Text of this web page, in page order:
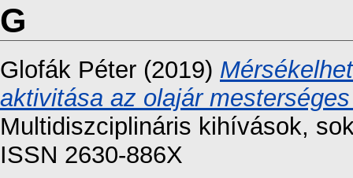
G
Glofák Péter (2019)
aktivitása az olajár
Multidiszciplináris kihívások,
ISSN 2630-886X